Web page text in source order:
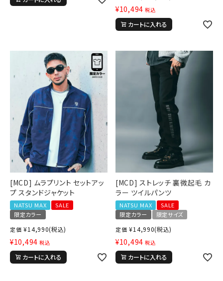
カテゴリ
サイズ
S
M
XL
XXL
XXXL
29inc
30inc
32inc
34inc
36inc
38inc
40inc
KIDS
カラー
絞り込んで検索する
¥10,494 税込
カートに入れる
[MCD] ムラプリント セットアッ
プ スタンドジャケット
NATSU MAX
SALE
限定カラー
定価 ¥14,990(税込)
¥10,494 税込
カートに入れる
[MCD] ストレッチ 裏微起毛 カ
ラー ツイルパンツ
NATSU MAX
SALE
限定カラー
限定サイズ
定価 ¥14,990(税込)
¥10,494 税込
カートに入れる